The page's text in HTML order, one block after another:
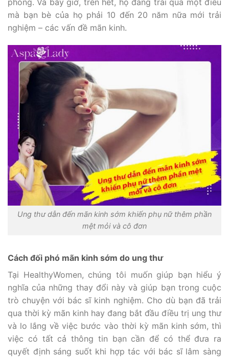
phòng. Và bây giờ, trên hết, họ đang trải qua một điều
mà bạn bè của họ phải 10 đến 20 năm nữa mới trải
nghiệm – các vấn đề mãn kinh.
Ung thư dẫn đến mãn kinh sớm khiến phụ nữ thêm phần
mệt mỏi và cô đơn
Cách đối phó mãn kinh sớm do ung thư
Tại HealthyWomen, chúng tôi muốn giúp bạn hiểu ý
nghĩa của những thay đổi này và giúp bạn trong cuộc
trò chuyện với bác sĩ kinh nghiệm. Cho dù bạn đã trải
qua thời kỳ mãn kinh hay đang bắt đầu điều trị ung thư
và lo lắng về việc bước vào thời kỳ mãn kinh sớm, thì
việc có tất cả thông tin bạn cần để có thể đưa ra
quyết định sáng suốt khi hợp tác với bác sĩ lâm sàng